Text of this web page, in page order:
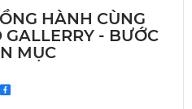
HÀNH CÙNG
- BƯỚC
MỤC